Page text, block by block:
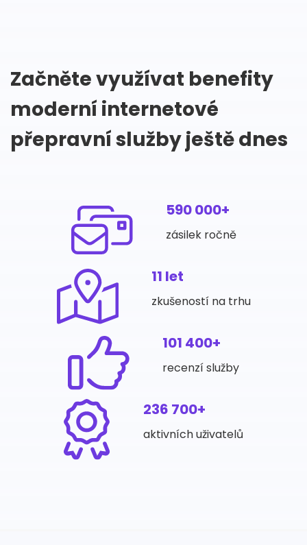
Začněte využívat benefity
moderní internetové
přepravní služby ještě dnes
590 000+
zásilek ročně
11 let
zkušeností na trhu
101 400+
recenzí služby
236 700+
aktivních uživatelů